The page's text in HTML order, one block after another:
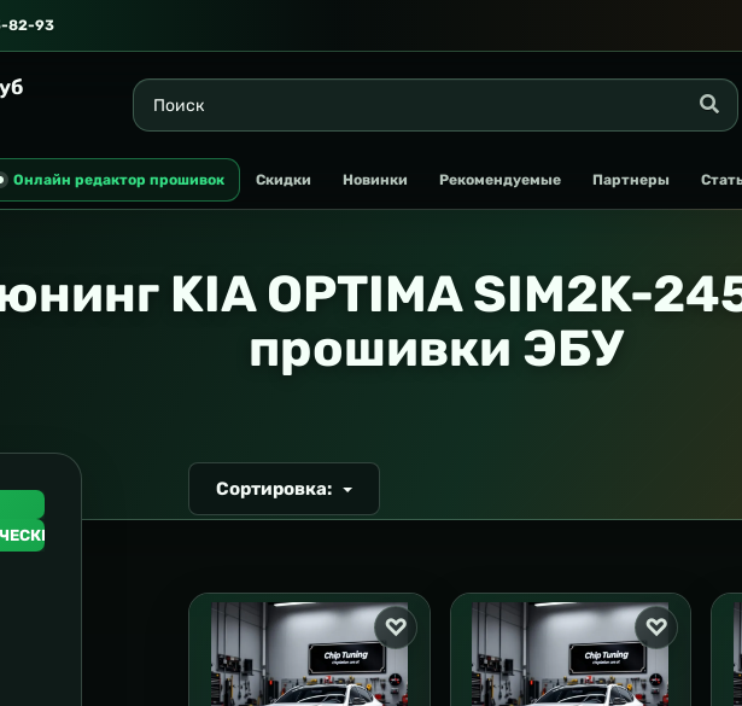
82-93
Онлайн редактор прошивок Скидки Новинки Рекомендуемые Партнеры
KIA OPTIMA SIM2K-
прошивки ЭБУ
ТРАНСПОРТ
Сортировка: